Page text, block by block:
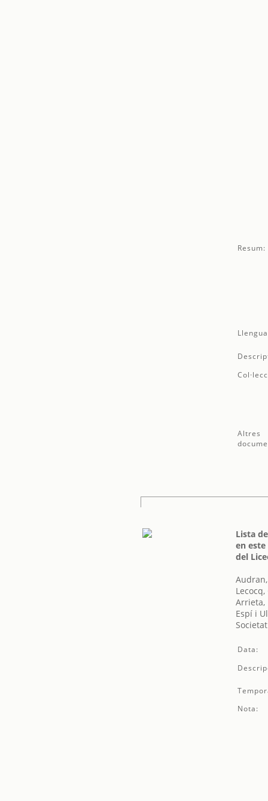
Resum:
Altres
Lista
en
del
Arrieta,
Espí i
Data:
Nota: